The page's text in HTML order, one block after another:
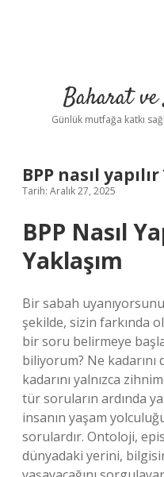
Baharat ve
Günlük mutfağa katkı
BPP nasıl yapılır
Tarih: Aralık 27, 2025
BPP Nasıl
Yaklaşım
Bir sabah
şekilde, sizin farkında
bir soru belirmeye
biliyorum? Ne
kadarını yalnızca
tür soruların ardında
insanın yaşam
sorulardır. Ontoloji,
dünyadaki yerini,